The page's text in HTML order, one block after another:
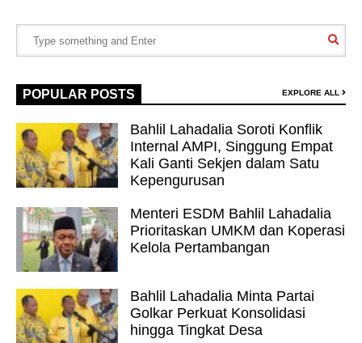
POPULAR POSTS EXPLORE ALL
Bahlil Lahadalia Soroti Konflik
Internal AMPI, Singgung Empat
Kali Ganti Sekjen dalam Satu
Kepengurusan
Menteri ESDM Bahlil Lahadalia
Prioritaskan UMKM dan Koperasi
Kelola Pertambangan
Bahlil Lahadalia Minta Partai
Golkar Perkuat Konsolidasi
hingga Tingkat Desa